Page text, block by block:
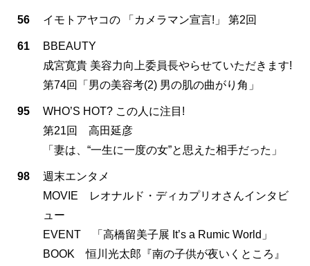
56 イモトアヤコの 「カメラマン宣言!」 第2回
61
BBEAUTY
成宮寛貴 美容力向上委員長やらせていただきます!
第74回「男の美容考(2) 男の肌の曲がり角」
95
WHO’S HOT? この人に注目!
第21回 高田延彦
「妻は、“一生に一度の女”と思えた相手だった」
98
週末エンタメ
MOVIE レオナルド・ディカプリオさんインタビ
ュー
EVENT 「高橋留美子展 It’s a Rumic World」
BOOK 恒川光太郎『南の子供が夜いくところ』